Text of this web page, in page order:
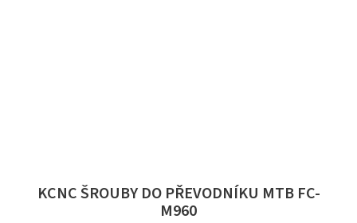
KCNC ŠROUBY DO PŘEVODNÍKU MTB FC-
M960